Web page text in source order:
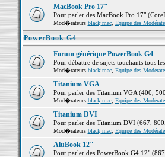
MacBook Pro 17"
Pour parler des MacBook Pro 17"
Mod�rateurs blackjmac, Equipe des
PowerBook G4
Forum générique PowerBook G4
Pour débattre de sujets touchants tous
Mod�rateurs blackjmac, Equipe des
Titanium VGA
Pour parler des Titanium VGA (400,
Mod�rateurs blackjmac, Equipe des
Titanium DVI
Pour parler des Titanium DVI (667,
Mod�rateurs blackjmac, Equipe des
AluBook 12"
Pour parler des PowerBook G4 12"